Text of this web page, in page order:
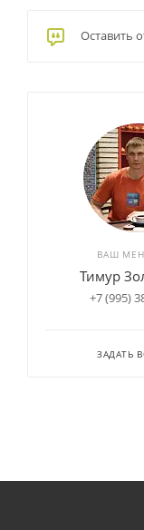
Оставить
ВАШ
Тимур
+7 (995)
ЗАДАТЬ